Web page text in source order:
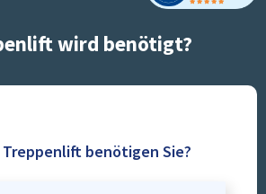
wird benötigt?
benötigen Sie?